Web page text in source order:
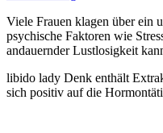
Viele Frauen klagen über ein
psychische Faktoren wie
andauernder Lustlosigkeit
libido lady Denk enthält
sich positiv auf die